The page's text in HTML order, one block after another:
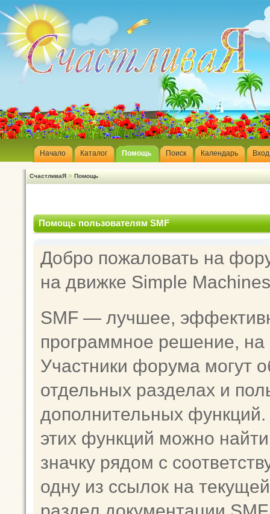
Начало Каталог Помощь Поиск Календарь Вход
СчастливаЯ » Помощь
Помощь пользователям SMF
Добро пожаловать на
на движке Simple
SMF — лучшее,
программное решение, на
Участники форума могут
отдельных разделах и
дополнительных
этих функций можно
значку рядом с
одну из ссылок на